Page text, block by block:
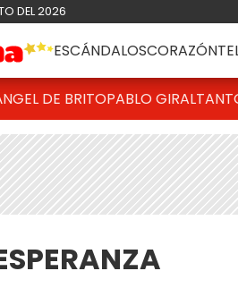
DEL 2026
ESCÁNDALOSCORAZÓN
DE BRITOPABLO GIRALT